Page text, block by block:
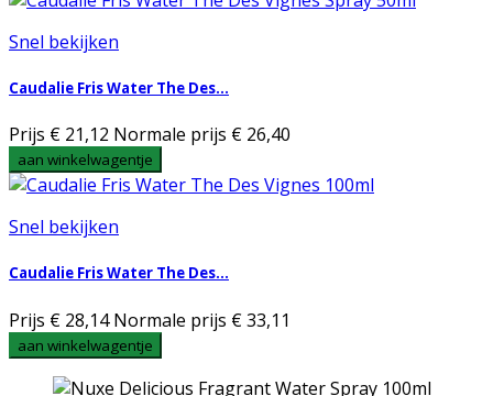
Snel bekijken
Caudalie Fris Water The Des...
Prijs € 21,12 Normale prijs € 26,40
aan winkelwagentje
Snel bekijken
Caudalie Fris Water The Des...
Prijs € 28,14 Normale prijs € 33,11
aan winkelwagentje